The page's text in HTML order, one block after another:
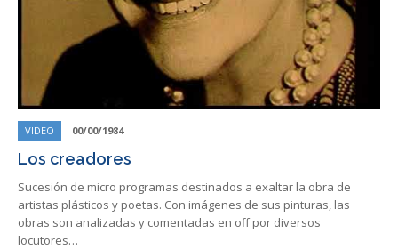
VIDEO 00/00/1984
Los creadores
Sucesión de micro programas destinados a exaltar la obra de
artistas plásticos y poetas. Con imágenes de sus pinturas, las
obras son analizadas y comentadas en off por diversos
locutores…